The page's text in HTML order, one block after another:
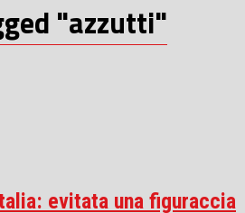
"azzutti"
evitata una figuraccia